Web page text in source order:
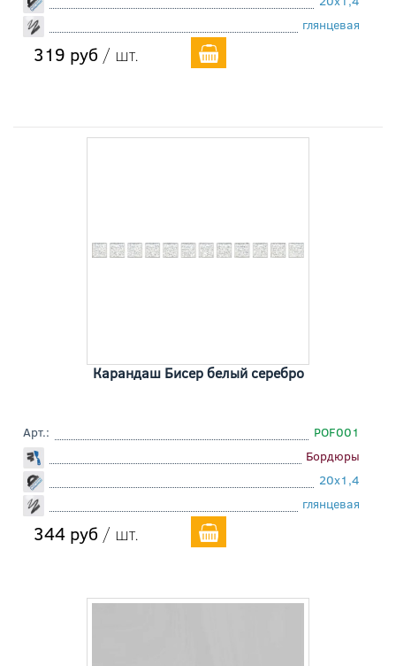
глянцевая
319 руб / шт.
Карандаш Бисер белый серебро
Арт.:
POF001
Бордюры
20x1,4
глянцевая
344 руб / шт.